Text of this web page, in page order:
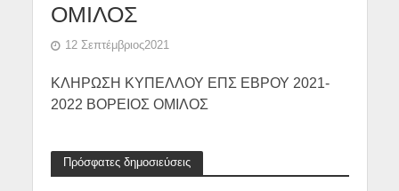
ΟΜΙΛΟΣ
12 Σεπτέμβριος2021
ΚΛΗΡΩΣΗ ΚΥΠΕΛΛΟΥ ΕΠΣ ΕΒΡΟΥ 2021-
2022 ΒΟΡΕΙΟΣ ΟΜΙΛΟΣ
Πρόσφατες δημοσιεύσεις